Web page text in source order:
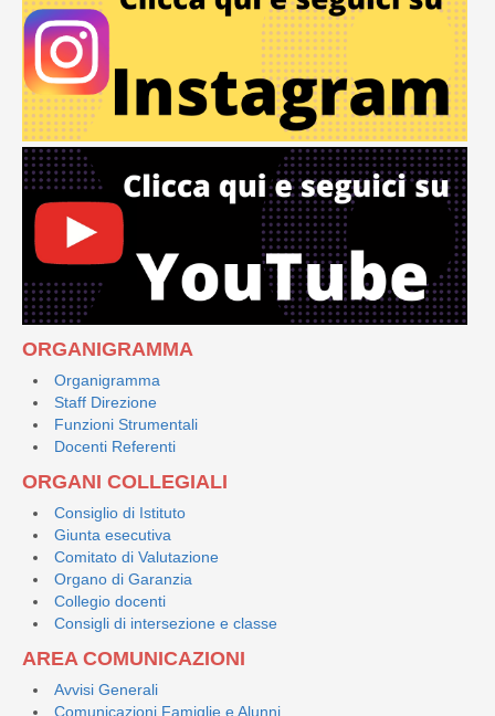
ORGANIGRAMMA
Organigramma
Staff Direzione
Funzioni Strumentali
Docenti Referenti
ORGANI COLLEGIALI
Consiglio di Istituto
Giunta esecutiva
Comitato di Valutazione
Organo di Garanzia
Collegio docenti
Consigli di intersezione e classe
AREA COMUNICAZIONI
Avvisi Generali
Comunicazioni Famiglie e Alunni